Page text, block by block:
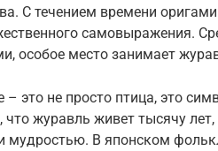
С течением времени
самовыражения.
особое место занимает
это не просто птица, это
что журавль живет тысячу
мудростью. В японском